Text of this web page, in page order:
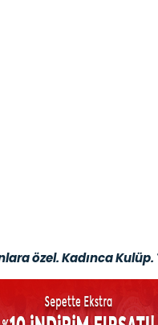
özel. Kadınca Kulüp.